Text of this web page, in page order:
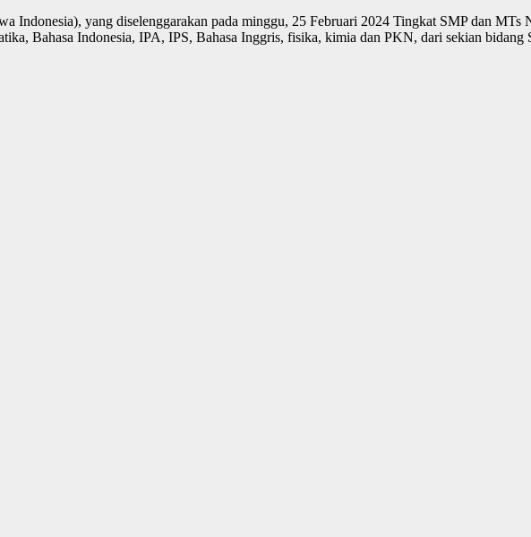
Indonesia), yang diselenggarakan pada minggu, 25 Februari 2024 Tingkat SMP dan
Bahasa Indonesia, IPA, IPS, Bahasa Inggris, fisika, kimia dan PKN, dari sekian